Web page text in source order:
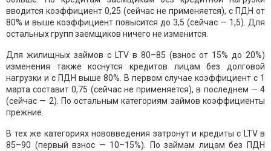
вводится коэффициент 0,25 (сейчас не применяется), с ПДН от
80% и выше коэффициент повысится до 3,5 (сейчас — 1,5). Для
остальных групп заемщиков ничего не изменится.
Для жилищных займов с LTV в 80–85 (взнос от 15% до 20%)
изменения также коснутся кредитов лицам без долговой
нагрузки и с ПДН выше 80%. В первом случае коэффициент с 1
марта составит 0,75 (сейчас не применяется), в последнем — 4
(сейчас — 2). По остальным категориям займов коэффициенты
прежние.
В тех же категориях нововведения затронут и кредиты с LTV в
85–90 (первый взнос — 10–15%). По займам лицам без ПДН